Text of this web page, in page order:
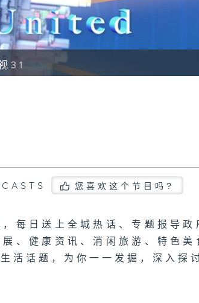
31
您喜欢这个节目吗?
每日送上全城热话、专题报导政
、健康资讯、消闲旅游、特色美
活话题，为你一一发掘，深入探